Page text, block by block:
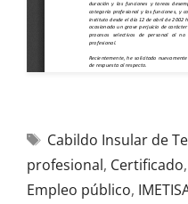
Cabildo Insular de
profesional, Certificado,
Empleo público,